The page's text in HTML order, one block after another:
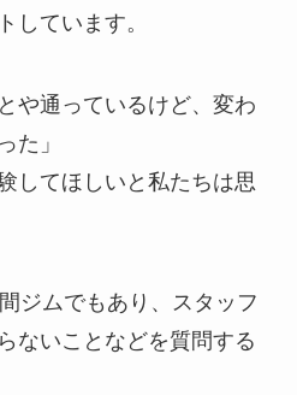
しています。
や通っているけど、変わ
た」
してほしいと私たちは思
ジムでもあり、スタッフ
ないことなどを質問する